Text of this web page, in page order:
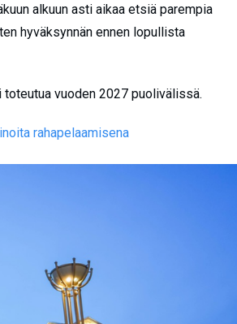
alkuun asti aikaa etsiä parempia
hyväksynnän ennen lopullista
vuoden 2027 puolivälissä.
rahapelaamisena